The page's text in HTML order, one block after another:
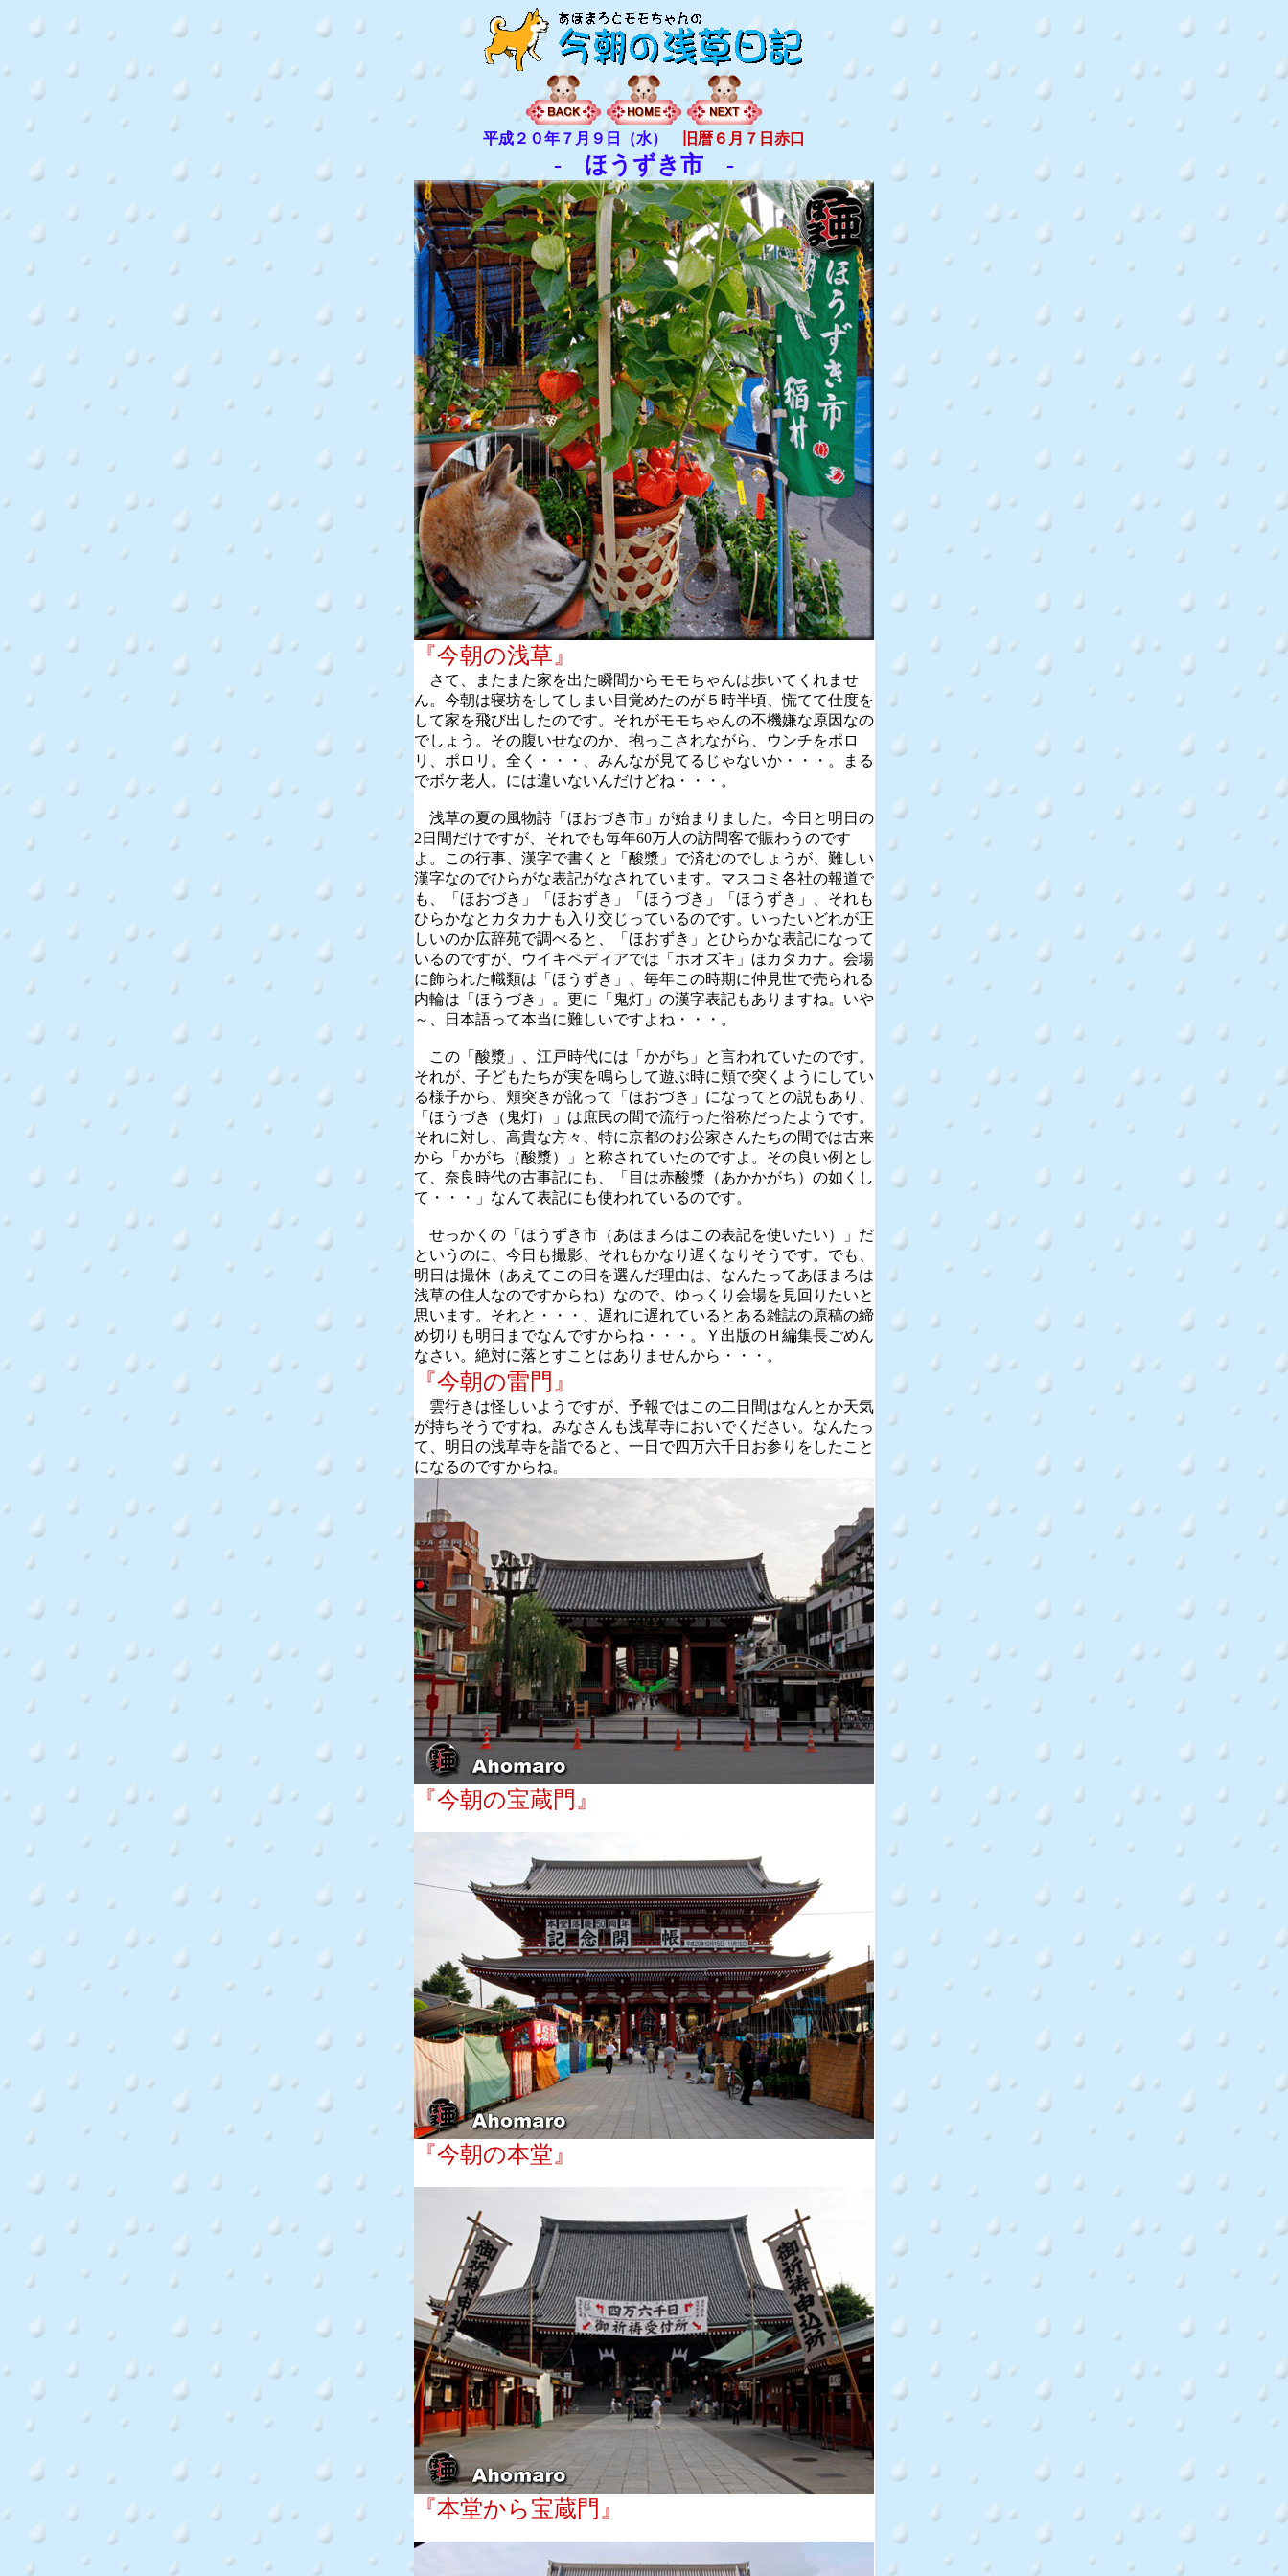
平成２０年７月９日（水） 旧暦６月７日赤口
- ほうずき市 -
『今朝の浅草』
さて、またまた家を出た瞬間からモモちゃんは歩いてくれませ
ん。今朝は寝坊をしてしまい目覚めたのが５時半頃、慌てて仕度を
して家を飛び出したのです。それがモモちゃんの不機嫌な原因なの
でしょう。その腹いせなのか、抱っこされながら、ウンチをポロ
リ、ポロリ。全く・・・、みんなが見てるじゃないか・・・。まる
でボケ老人。には違いないんだけどね・・・。
浅草の夏の風物詩「ほおづき市」が始まりました。今日と明日の
2日間だけですが、それでも毎年60万人の訪問客で賑わうのです
よ。この行事、漢字で書くと「酸漿」で済むのでしょうが、難しい
漢字なのでひらがな表記がなされています。マスコミ各社の報道で
も、「ほおづき」「ほおずき」「ほうづき」「ほうずき」、それも
ひらかなとカタカナも入り交じっているのです。いったいどれが正
しいのか広辞苑で調べると、「ほおずき」とひらかな表記になって
いるのですが、ウイキペディアでは「ホオズキ」ほカタカナ。会場
に飾られた幟類は「ほうずき」、毎年この時期に仲見世で売られる
内輪は「ほうづき」。更に「鬼灯」の漢字表記もありますね。いや
～、日本語って本当に難しいですよね・・・。
この「酸漿」、江戸時代には「かがち」と言われていたのです。
それが、子どもたちが実を鳴らして遊ぶ時に頬で突くようにしてい
る様子から、頬突きが訛って「ほおづき」になってとの説もあり、
「ほうづき（鬼灯）」は庶民の間で流行った俗称だったようです。
それに対し、高貴な方々、特に京都のお公家さんたちの間では古来
から「かがち（酸漿）」と称されていたのですよ。その良い例とし
て、奈良時代の古事記にも、「目は赤酸漿（あかかがち）の如くし
て・・・」なんて表記にも使われているのです。
せっかくの「ほうずき市（あほまろはこの表記を使いたい）」だ
というのに、今日も撮影、それもかなり遅くなりそうです。でも、
明日は撮休（あえてこの日を選んだ理由は、なんたってあほまろは
浅草の住人なのですからね）なので、ゆっくり会場を見回りたいと
思います。それと・・・、遅れに遅れているとある雑誌の原稿の締
め切りも明日までなんですからね・・・。Ｙ出版のＨ編集長ごめん
なさい。絶対に落とすことはありませんから・・・。
『今朝の雷門』
雲行きは怪しいようですが、予報ではこの二日間はなんとか天気
が持ちそうですね。みなさんも浅草寺においでください。なんたっ
て、明日の浅草寺を詣でると、一日で四万六千日お参りをしたこと
になるのですからね。
『今朝の宝蔵門』
『今朝の本堂』
『本堂から宝蔵門』